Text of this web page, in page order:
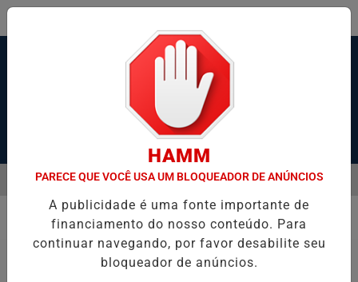
Pesquisar Notícia
SÃO VICENTE E GUARUJÁ MELHORAM DESEMPENHO
EM ALTA
MENU
Polícia
HAMM
PARECE QUE VOCÊ USA UM BLOQUEADOR DE ANÚNCIOS
A publicidade é uma fonte importante de
financiamento do nosso conteúdo. Para
continuar navegando, por favor desabilite seu
bloqueador de anúncios.